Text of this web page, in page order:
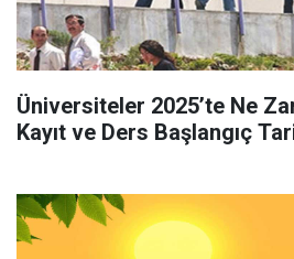
Üniversiteler 2025’te Ne
Kayıt ve Ders Başlangıç